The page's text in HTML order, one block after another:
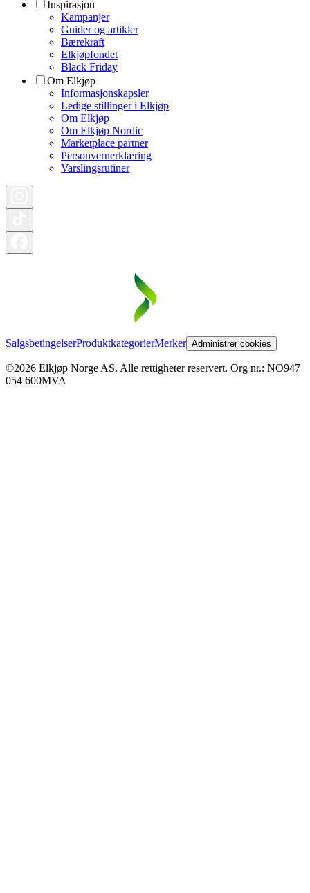
Inspirasjon
Kampanjer
Guider og artikler
Bærekraft
Elkjøpfondet
Black Friday
Om Elkjøp
Informasjonskapsler
Ledige stillinger i Elkjøp
Om Elkjøp
Om Elkjøp Nordic
Marketplace partner
Personvernerklæring
Varslingsrutiner
SalgsbetingelserProduktkategorierMerker Administrer cookies
©2026 Elkjøp Norge AS. Alle rettigheter reservert. Org nr.: NO947
054 600MVA